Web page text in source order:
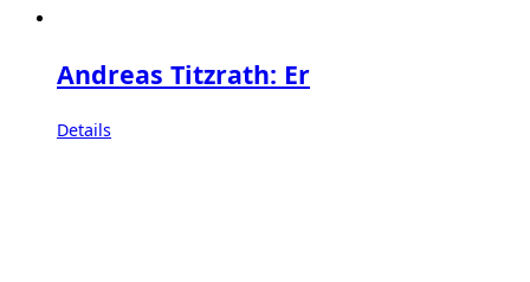
Andreas Titzrath: Er
Details